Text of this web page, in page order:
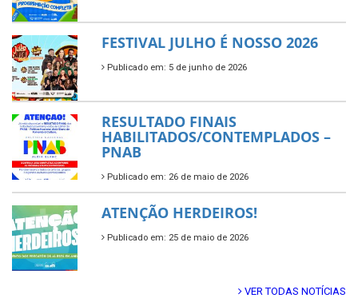
FESTIVAL JULHO É NOSSO 2026
Publicado em: 5 de junho de 2026
RESULTADO FINAIS
HABILITADOS/CONTEMPLADOS –
PNAB
Publicado em: 26 de maio de 2026
ATENÇÃO HERDEIROS!
Publicado em: 25 de maio de 2026
VER TODAS NOTÍCIAS